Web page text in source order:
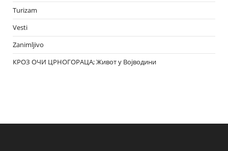
Turizam
Vesti
Zanimljivo
КРОЗ ОЧИ ЦРНОГОРАЦА; Живот у Војводини